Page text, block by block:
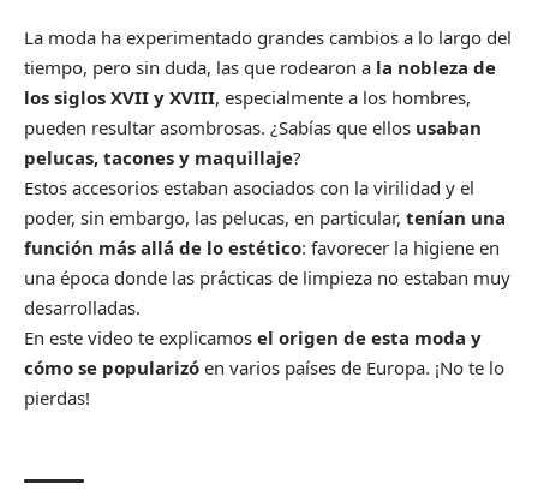
La moda ha experimentado grandes cambios a lo largo del
tiempo, pero sin duda, las que rodearon a la nobleza de
los siglos XVII y XVIII, especialmente a los hombres,
pueden resultar asombrosas. ¿Sabías que ellos usaban
pelucas, tacones y maquillaje?
Estos accesorios estaban asociados con la virilidad y el
poder, sin embargo, las pelucas, en particular, tenían una
función más allá de lo estético: favorecer la higiene en
una época donde las prácticas de limpieza no estaban muy
desarrolladas.
En este video te explicamos el origen de esta moda y
cómo se popularizó en varios países de Europa. ¡No te lo
pierdas!